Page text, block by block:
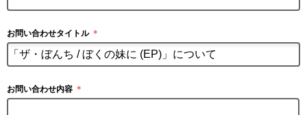
お問い合わせタイトル ＊
お問い合わせ内容 ＊